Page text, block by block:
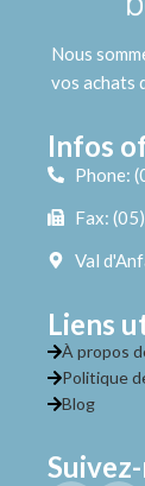
Nous
vos achats
Infos
Phone:
Fax:
Val
Liens
À propos
Politique
Blog